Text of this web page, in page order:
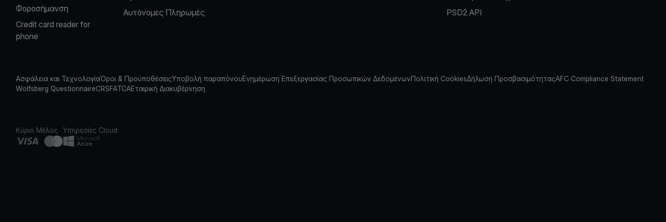
Φοροσήμανση
Credit card reader for
phone
Αυτόνομες Πληρωμές
PSD2 API
Ασφάλεια και ΤεχνολογίαΌροι & ΠροϋποθέσειςΥποβολή παραπόνουΕνημέρωση Επεξεργασίας Προσωπικών ΔεδομένωνΠολιτική CookiesΔήλωση ΠροσβασιμότηταςAFC Compliance Statement
Wolfsberg QuestionnaireCRSFATCAΕταιρική Διακυβέρνηση
Κύριο Μέλος Υπηρεσίες Cloud